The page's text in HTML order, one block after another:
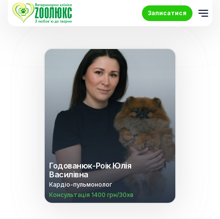
Записатися
Годованюк-Роік Юлія
Василівна
Кардіо-пульмонолог
Консультація 1400 грн/30хв